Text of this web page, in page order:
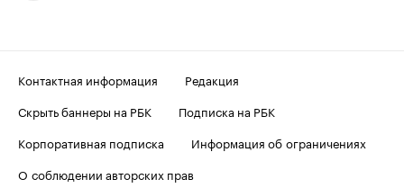
Контактная информация
Редакция
Скрыть баннеры на РБК
Подписка на РБК
Корпоративная подписка
Информация об ограничениях
О соблюдении авторских прав